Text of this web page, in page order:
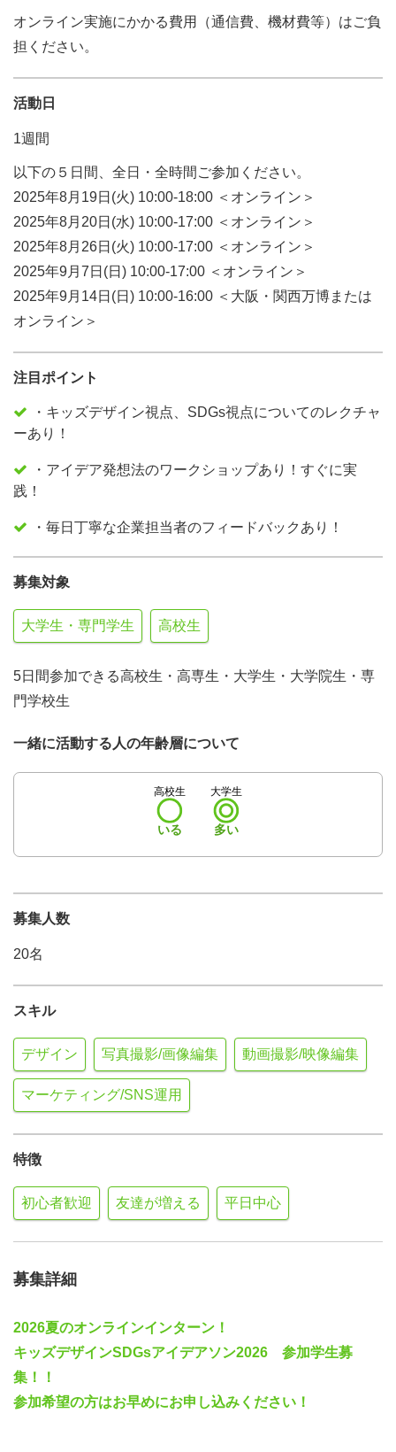
オンライン実施にかかる費用（通信費、機材費等）はご負
担ください。
活動日
1週間
以下の５日間、全日・全時間ご参加ください。
2025年8月19日(火) 10:00-18:00 ＜オンライン＞
2025年8月20日(水) 10:00-17:00 ＜オンライン＞
2025年8月26日(火) 10:00-17:00 ＜オンライン＞
2025年9月7日(日) 10:00-17:00 ＜オンライン＞
2025年9月14日(日) 10:00-16:00 ＜大阪・関西万博または
オンライン＞
注目ポイント
・キッズデザイン視点、SDGs視点についてのレクチャ
ーあり！
・アイデア発想法のワークショップあり！すぐに実
践！
・毎日丁寧な企業担当者のフィードバックあり！
募集対象
大学生・専門学生 高校生
5日間参加できる高校生・高専生・大学生・大学院生・専
門学校生
一緒に活動する人の年齢層について
高校生
いる
大学生
多い
募集人数
20名
スキル
デザイン 写真撮影/画像編集 動画撮影/映像編集
マーケティング/SNS運用
特徴
初心者歓迎 友達が増える 平日中心
募集詳細
2026夏のオンラインインターン！
キッズデザインSDGsアイデアソン2026 参加学生募
集！！
参加希望の方はお早めにお申し込みください！